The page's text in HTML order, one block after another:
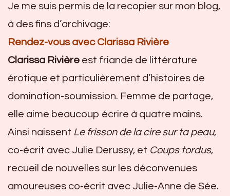
Je me suis permis de la recopier sur mon blog,
à des fins d’archivage:
Rendez-vous avec Clarissa Rivière
Clarissa Rivière est friande de littérature
érotique et particulièrement d’histoires de
domination-soumission. Femme de partage,
elle aime beaucoup écrire à quatre mains.
Ainsi naissent Le frisson de la cire sur ta peau,
co-écrit avec Julie Derussy, et Coups tordus,
recueil de nouvelles sur les déconvenues
amoureuses co-écrit avec Julie-Anne de Sée.